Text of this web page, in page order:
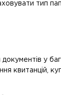
тип
у
квитанцій,